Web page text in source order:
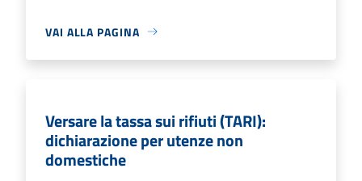
VAI ALLA PAGINA
Versare la tassa sui rifiuti (TARI):
dichiarazione per utenze non
domestiche